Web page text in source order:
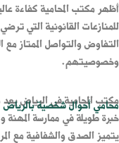
محامي أحوال شخصية بالرياض
أظهر مكتب المحامية كفاءة
للمنازعات القانونية التي
التفاوض والتواصل الممتاز
وخصوصيتهم.
مكتب المحامية في الرياض يعد
خبرة طويلة في ممارسة
يتميز الصدق والشفافية مع